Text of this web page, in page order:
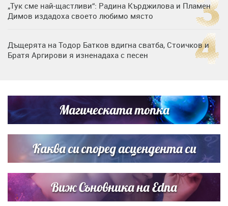
„Тук сме най-щастливи“: Радина Кърджилова и Пламен
Димов издадоха своето любимо място
Дъщерята на Тодор Батков вдигна сватба, Стоичков и
Братя Аргирови я изненадаха с песен
Списъкът е ясен: Джей Ло и Риана във ВИП гостите на
сватбата на Роналдо
Магическата топка
Каква си според асцендента си
Виж Съновника на Edna